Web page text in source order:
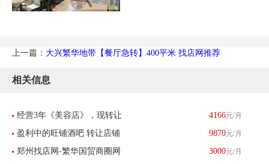
上一篇： 大兴繁华地带【餐厅急转】400平米 找店网推荐
相关信息
经营3年《美容店》，现转让 4166元/月
盈利中的旺铺酒吧 转让店铺
位于郑东新区 博学路
9870元/月
郑州找店网-繁华国贸商圈网 3000元/月